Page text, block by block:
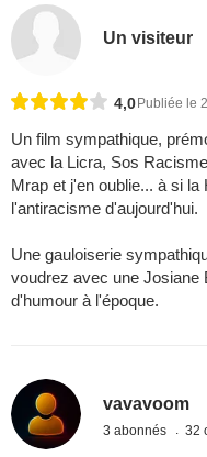
Un visiteur
4,0Publiée le
Un film sympathique,
avec la Licra, Sos
Mrap et j'en oublie... à si
l'antiracisme d'aujourd'hui.
Une gauloiserie
voudrez avec une Josiane
d'humour à l'époque.
vavavoom
3 abonnés 32